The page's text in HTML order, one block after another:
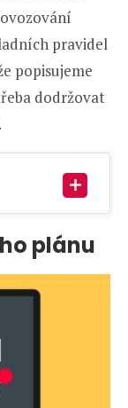
pravidel
popisujeme
dodržovat
plánu